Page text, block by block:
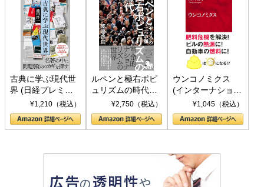
古典に学ぶ現代世
界 (日経プレミア
シリーズ)¥1,210（税込）
ルペンと極右ポピ
ュリズムの時代：
〈ヤヌス〉の二つ
の顔
¥2,750（税込）
ウンコノミクス
(インターナショナ
ル新書)¥1,045（税込）